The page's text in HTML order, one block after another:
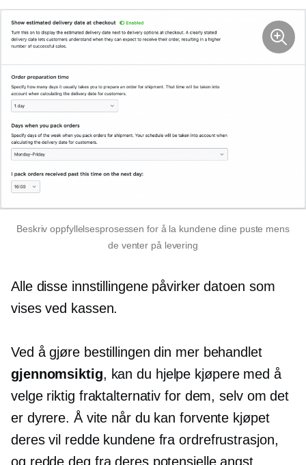
Beskriv oppfyllelsesprosessen for å la kundene dine puste mens
de venter på levering
Alle disse innstillingene påvirker datoen som
vises ved kassen.
Ved å gjøre bestillingen din mer behandlet
gjennomsiktig, kan du hjelpe kjøpere med å
velge riktig fraktalternativ for dem, selv om det
er dyrere. Å vite når du kan forvente kjøpet
deres vil redde kundene fra ordrefrustrasjon,
og redde deg fra deres potensielle angst.